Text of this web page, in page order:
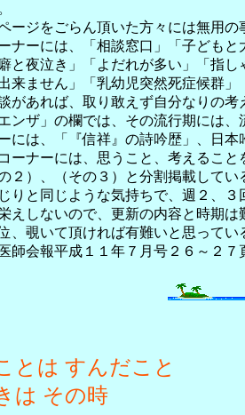
ージをごらん頂いた方々には無用の
ナーには、「相談窓口」「子ども
と夜泣き」「よだれが多い」「指
来ません」「乳幼児突然死症候群
があれば、取り敢えず自分なりの
ンザ」の欄では、その流行期には、
には、「『信祥』の詩吟歴」、日
ーナーには、思うこと、考えるこ
２）、（その３）と分割掲載してい
りと同じような気持ちで、週２、
えしないので、更新の内容と時期は
、覗いて頂ければ有難いと思ってい
師会報平成１１年７月号２６～２７
とは すんだこと
は その時